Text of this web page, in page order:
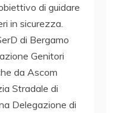
di guidare
in sicurezza.
di Bergamo
Genitori
da Ascom
Stradale di
Delegazione di